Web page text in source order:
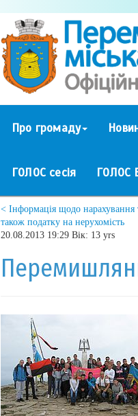
Про громаду
ГОЛОС сесія ГОЛОС
< Інформація щодо нарахування
також податку на нерухомість
20.08.2013 19:29 Вік: 13 yrs